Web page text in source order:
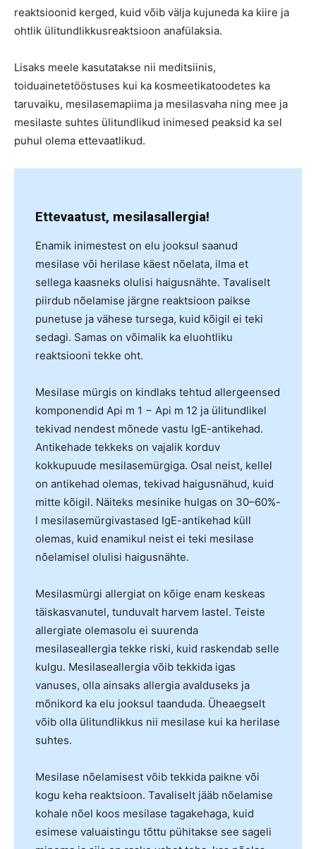
reaktsioonid kerged, kuid võib välja kujuneda ka kiire ja
ohtlik ülitundlikkusreaktsioon anafülaksia.
Lisaks meele kasutatakse nii meditsiinis,
toiduainetetööstuses kui ka kosmeetikatoodetes ka
taruvaiku, mesilasemapiima ja mesilasvaha ning mee ja
mesilaste suhtes ülitundlikud inimesed peaksid ka sel
puhul olema ettevaatlikud.
Ettevaatust, mesilasallergia!
Enamik inimestest on elu jooksul saanud
mesilase või herilase käest nõelata, ilma et
sellega kaasneks olulisi haigusnähte. Tavaliselt
piirdub nõelamise järgne reaktsioon paikse
punetuse ja vähese tursega, kuid kõigil ei teki
sedagi. Samas on võimalik ka eluohtliku
reaktsiooni tekke oht.
Mesilase mürgis on kindlaks tehtud allergeensed
komponendid Api m 1 − Api m 12 ja ülitundlikel
tekivad nendest mõnede vastu IgE-antikehad.
Antikehade tekkeks on vajalik korduv
kokkupuude mesilasemürgiga. Osal neist, kellel
on antikehad olemas, tekivad haigusnähud, kuid
mitte kõigil. Näiteks mesinike hulgas on 30–60%-
l mesilasemürgivastased IgE-antikehad küll
olemas, kuid enamikul neist ei teki mesilase
nõelamisel olulisi haigusnähte.
Mesilasmürgi allergiat on kõige enam keskeas
täiskasvanutel, tunduvalt harvem lastel. Teiste
allergiate olemasolu ei suurenda
mesilaseallergia tekke riski, kuid raskendab selle
kulgu. Mesilaseallergia võib tekkida igas
vanuses, olla ainsaks allergia avalduseks ja
mõnikord ka elu jooksul taanduda. Üheaegselt
võib olla ülitundlikkus nii mesilase kui ka herilase
suhtes.
Mesilase nõelamisest võib tekkida paikne või
kogu keha reaktsioon. Tavaliselt jääb nõelamise
kohale nõel koos mesilase tagakehaga, kuid
esimese valuaistingu tõttu pühitakse see sageli